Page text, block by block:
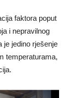
faktora poput
i nepravilnog
je jedino rješenje
temperaturama,